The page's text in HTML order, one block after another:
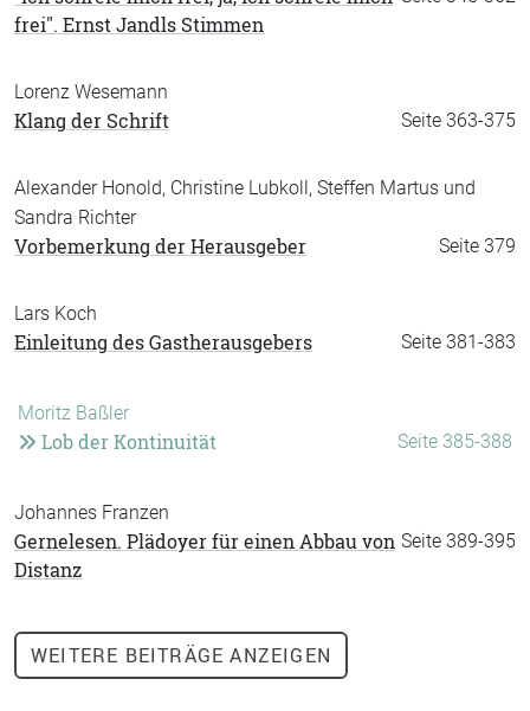
frei". Ernst Jandls Stimmen
Lorenz Wesemann
Seite 363-375
Klang der Schrift
Alexander Honold, Christine Lubkoll, Steffen Martus und
Sandra Richter
Seite 379
Vorbemerkung der Herausgeber
Lars Koch
Seite 381-383
Einleitung des Gastherausgebers
Moritz Baßler
Seite 385-388
Lob der Kontinuität
Johannes Franzen
Seite 389-395
Gernelesen. Plädoyer für einen Abbau von
Distanz
WEITERE BEITRÄGE ANZEIGEN